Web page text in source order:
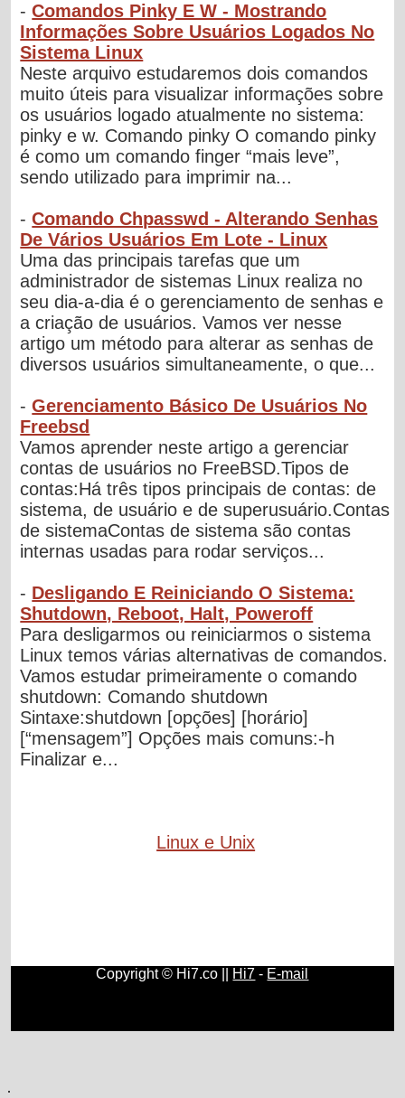
-Comandos Pinky E W - Mostrando
Informações Sobre Usuários Logados No
Sistema Linux
Neste arquivo estudaremos dois comandos
muito úteis para visualizar informações sobre
os usuários logado atualmente no sistema:
pinky e w. Comando pinky O comando pinky
é como um comando finger “mais leve”,
sendo utilizado para imprimir na...
-Comando Chpasswd - Alterando Senhas
De Vários Usuários Em Lote - Linux
Uma das principais tarefas que um
administrador de sistemas Linux realiza no
seu dia-a-dia é o gerenciamento de senhas e
a criação de usuários. Vamos ver nesse
artigo um método para alterar as senhas de
diversos usuários simultaneamente, o que...
-Gerenciamento Básico De Usuários No
Freebsd
Vamos aprender neste artigo a gerenciar
contas de usuários no FreeBSD.Tipos de
contas:Há três tipos principais de contas: de
sistema, de usuário e de superusuário.Contas
de sistemaContas de sistema são contas
internas usadas para rodar serviços...
- Desligando E Reiniciando O Sistema:
Shutdown, Reboot, Halt, Poweroff
Para desligarmos ou reiniciarmos o sistema
Linux temos várias alternativas de comandos.
Vamos estudar primeiramente o comando
shutdown: Comando shutdown
Sintaxe:shutdown [opções] [horário]
[“mensagem”] Opções mais comuns:-h
Finalizar e...
Linux e Unix
Copyright © Hi7.co || Hi7 - E-mail
.